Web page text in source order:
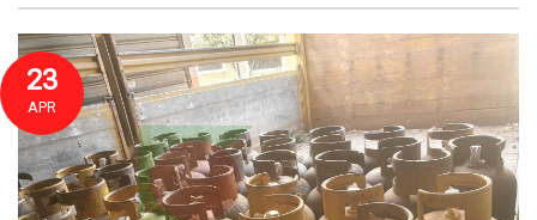
23
APR